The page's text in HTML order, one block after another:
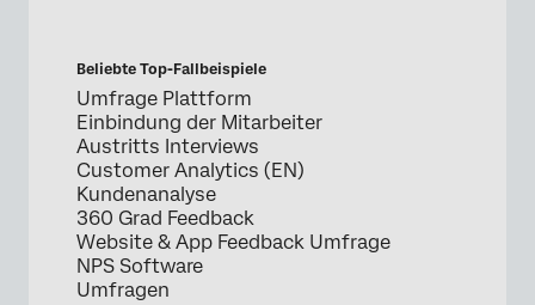
Beliebte Top-Fallbeispiele
Umfrage Plattform
Einbindung der Mitarbeiter
Austritts Interviews
Customer Analytics (EN)
Kundenanalyse
360 Grad Feedback
Website & App Feedback Umfrage
NPS Software
Umfragen